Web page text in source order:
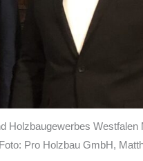
Holzbaugewerbes Westfalen
Pro Holzbau GmbH,